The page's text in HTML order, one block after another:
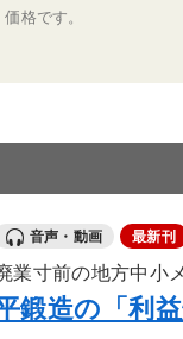
格です。
音声・動画 最新刊
業寸前の地方中小
鍛造の「利